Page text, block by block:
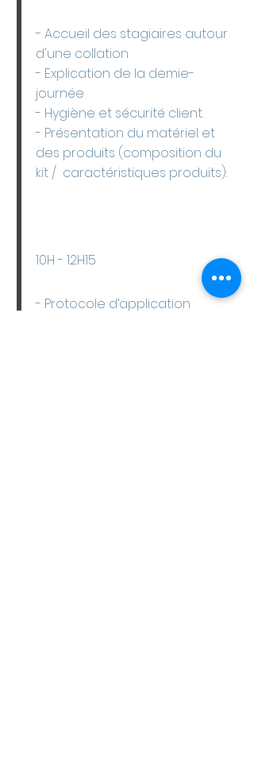
- Accueil des stagiaires autour
d'une collation
- Explication de la demie-
journée
- Hygiène et sécurité client.
- Présentation du matériel et
des produits (composition du
kit / caractéristiques produits).
10H - 12H15
- Protocole d’application